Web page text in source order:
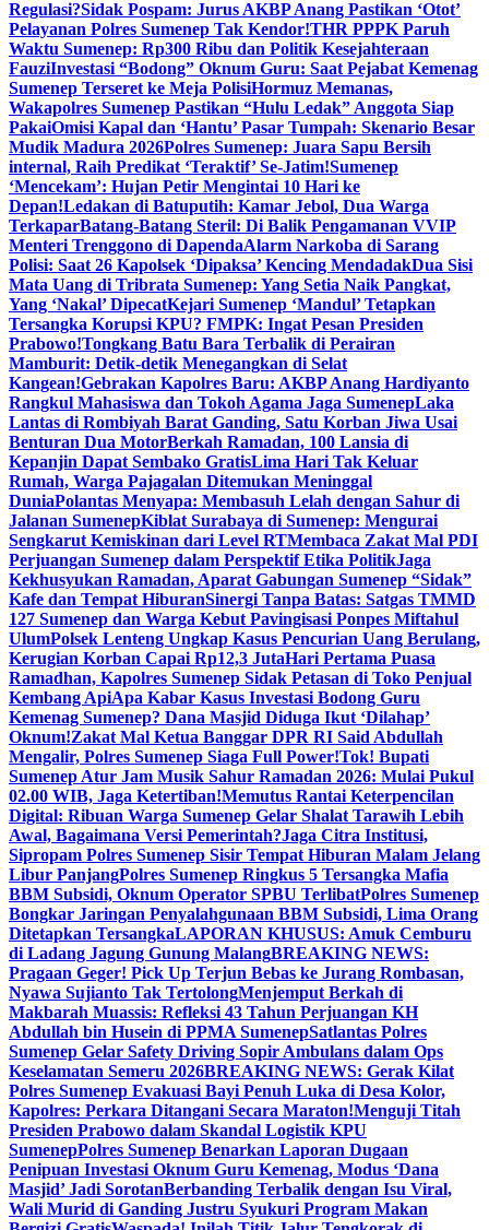
Regulasi?Sidak Pospam: Jurus AKBP Anang Pastikan ‘Otot’
Pelayanan Polres Sumenep Tak Kendor!THR PPPK Paruh
Waktu Sumenep: Rp300 Ribu dan Politik Kesejahteraan
FauziInvestasi “Bodong” Oknum Guru: Saat Pejabat Kemenag
Sumenep Terseret ke Meja PolisiHormuz Memanas,
Wakapolres Sumenep Pastikan “Hulu Ledak” Anggota Siap
PakaiOmisi Kapal dan ‘Hantu’ Pasar Tumpah: Skenario Besar
Mudik Madura 2026Polres Sumenep: Juara Sapu Bersih
internal, Raih Predikat ‘Teraktif’ Se-Jatim!Sumenep
‘Mencekam’: Hujan Petir Mengintai 10 Hari ke
Depan!Ledakan di Batuputih: Kamar Jebol, Dua Warga
TerkaparBatang-Batang Steril: Di Balik Pengamanan VVIP
Menteri Trenggono di DapendaAlarm Narkoba di Sarang
Polisi: Saat 26 Kapolsek ‘Dipaksa’ Kencing MendadakDua Sisi
Mata Uang di Tribrata Sumenep: Yang Setia Naik Pangkat,
Yang ‘Nakal’ DipecatKejari Sumenep ‘Mandul’ Tetapkan
Tersangka Korupsi KPU? FMPK: Ingat Pesan Presiden
Prabowo!Tongkang Batu Bara Terbalik di Perairan
Mamburit: Detik-detik Menegangkan di Selat
Kangean!Gebrakan Kapolres Baru: AKBP Anang Hardiyanto
Rangkul Mahasiswa dan Tokoh Agama Jaga SumenepLaka
Lantas di Rombiyah Barat Ganding, Satu Korban Jiwa Usai
Benturan Dua MotorBerkah Ramadan, 100 Lansia di
Kepanjin Dapat Sembako GratisLima Hari Tak Keluar
Rumah, Warga Pajagalan Ditemukan Meninggal
DuniaPolantas Menyapa: Membasuh Lelah dengan Sahur di
Jalanan SumenepKiblat Surabaya di Sumenep: Mengurai
Sengkarut Kemiskinan dari Level RTMembaca Zakat Mal PDI
Perjuangan Sumenep dalam Perspektif Etika PolitikJaga
Kekhusyukan Ramadan, Aparat Gabungan Sumenep “Sidak”
Kafe dan Tempat HiburanSinergi Tanpa Batas: Satgas TMMD
127 Sumenep dan Warga Kebut Pavingisasi Ponpes Miftahul
UlumPolsek Lenteng Ungkap Kasus Pencurian Uang Berulang,
Kerugian Korban Capai Rp12,3 JutaHari Pertama Puasa
Ramadhan, Kapolres Sumenep Sidak Petasan di Toko Penjual
Kembang ApiApa Kabar Kasus Investasi Bodong Guru
Kemenag Sumenep? Dana Masjid Diduga Ikut ‘Dilahap’
Oknum!Zakat Mal Ketua Banggar DPR RI Said Abdullah
Mengalir, Polres Sumenep Siaga Full Power!Tok! Bupati
Sumenep Atur Jam Musik Sahur Ramadan 2026: Mulai Pukul
02.00 WIB, Jaga Ketertiban!Memutus Rantai Keterpencilan
Digital: Ribuan Warga Sumenep Gelar Shalat Tarawih Lebih
Awal, Bagaimana Versi Pemerintah?Jaga Citra Institusi,
Sipropam Polres Sumenep Sisir Tempat Hiburan Malam Jelang
Libur PanjangPolres Sumenep Ringkus 5 Tersangka Mafia
BBM Subsidi, Oknum Operator SPBU TerlibatPolres Sumenep
Bongkar Jaringan Penyalahgunaan BBM Subsidi, Lima Orang
Ditetapkan TersangkaLAPORAN KHUSUS: Amuk Cemburu
di Ladang Jagung Gunung MalangBREAKING NEWS:
Pragaan Geger! Pick Up Terjun Bebas ke Jurang Rombasan,
Nyawa Sujianto Tak TertolongMenjemput Berkah di
Makbarah Muassis: Refleksi 43 Tahun Perjuangan KH
Abdullah bin Husein di PPMA SumenepSatlantas Polres
Sumenep Gelar Safety Driving Sopir Ambulans dalam Ops
Keselamatan Semeru 2026BREAKING NEWS: Gerak Kilat
Polres Sumenep Evakuasi Bayi Penuh Luka di Desa Kolor,
Kapolres: Perkara Ditangani Secara Maraton!Menguji Titah
Presiden Prabowo dalam Skandal Logistik KPU
SumenepPolres Sumenep Benarkan Laporan Dugaan
Penipuan Investasi Oknum Guru Kemenag, Modus ‘Dana
Masjid’ Jadi SorotanBerbanding Terbalik dengan Isu Viral,
Wali Murid di Ganding Justru Syukuri Program Makan